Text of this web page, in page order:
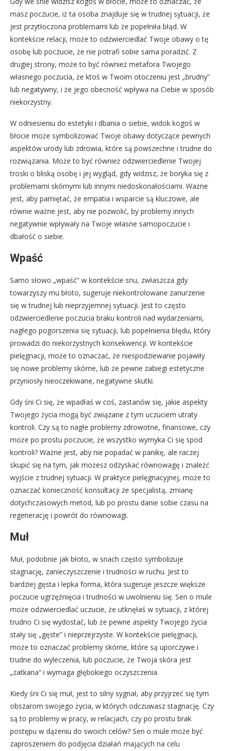
masz poczucie, iż ta osoba znajduje się w trudnej sytuacji, że
jest przytłoczona problemami lub że popełniła błąd. W
kontekście relacji, może to odzwierciedlać Twoje obawy o tę
osobę lub poczucie, że nie potrafi sobie sama poradzić. Z
drugiej strony, może to być również metafora Twojego
własnego poczucia, że ktoś w Twoim otoczeniu jest „brudny”
lub negatywny, i że jego obecność wpływa na Ciebie w sposób
niekorzystny.
W odniesieniu do estetyki i dbania o siebie, widok kogoś w
błocie może symbolizować Twoje obawy dotyczące pewnych
aspektów urody lub zdrowia, które są powszechne i trudne do
rozwiązania. Może to być również odzwierciedlenie Twojej
troski o bliską osobę i jej wygląd, gdy widzisz, że boryka się z
problemami skórnymi lub innymi niedoskonałościami. Ważne
jest, aby pamiętać, że empatia i wsparcie są kluczowe, ale
równie ważne jest, aby nie pozwolić, by problemy innych
negatywnie wpływały na Twoje własne samopoczucie i
dbałość o siebie.
Wpaść
Samo słowo „wpaść” w kontekście snu, zwłaszcza gdy
towarzyszy mu błoto, sugeruje niekontrolowane zanurzenie
się w trudnej lub nieprzyjemnej sytuacji. Jest to często
odzwierciedlenie poczucia braku kontroli nad wydarzeniami,
nagłego pogorszenia się sytuacji, lub popełnienia błędu, który
prowadzi do niekorzystnych konsekwencji. W kontekście
pielęgnacji, może to oznaczać, że niespodziewanie pojawiły
się nowe problemy skórne, lub że pewne zabiegi estetyczne
przyniosły nieoczekiwane, negatywne skutki.
Gdy śni Ci się, że wpadłaś w coś, zastanów się, jakie aspekty
Twojego życia mogą być związane z tym uczuciem utraty
kontroli. Czy są to nagłe problemy zdrowotne, finansowe, czy
może po prostu poczucie, że wszystko wymyka Ci się spod
kontroli? Ważne jest, aby nie popadać w panikę, ale raczej
skupić się na tym, jak możesz odzyskać równowagę i znaleźć
wyjście z trudnej sytuacji. W praktyce pielęgnacyjnej, może to
oznaczać konieczność konsultacji ze specjalistą, zmianę
dotychczasowych metod, lub po prostu danie sobie czasu na
regenerację i powrót do równowagi.
Muł
Muł, podobnie jak błoto, w snach często symbolizuje
stagnację, zanieczyszczenie i trudności w ruchu. Jest to
bardziej gęsta i lepka forma, która sugeruje jeszcze większe
poczucie ugrzęźnięcia i trudności w uwolnieniu się. Sen o mule
może odzwierciedlać uczucie, że utknęłaś w sytuacji, z której
trudno Ci się wydostać, lub że pewne aspekty Twojego życia
stały się „gęste” i nieprzejrzyste. W kontekście pielęgnacji,
może to oznaczać problemy skórne, które są uporczywe i
trudne do wyleczenia, lub poczucie, że Twoja skóra jest
„zatkana” i wymaga głębokiego oczyszczenia.
Kiedy śni Ci się muł, jest to silny sygnał, aby przyjrzeć się tym
obszarom swojego życia, w których odczuwasz stagnację. Czy
są to problemy w pracy, w relacjach, czy po prostu brak
postępu w dążeniu do swoich celów? Sen o mule może być
zaproszeniem do podjęcia działań mających na celu